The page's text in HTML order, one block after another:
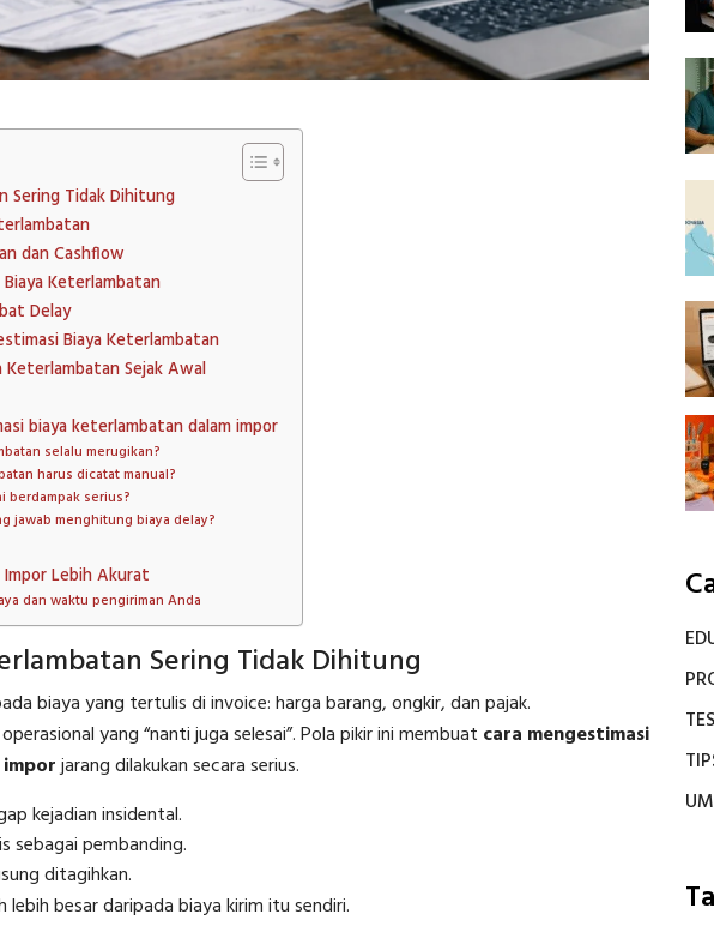
Sering Tidak Dihitung
dan Cashflow
Keterlambatan
Delay
Biaya Keterlambatan
Sejak Awal
biaya keterlambatan dalam impor
selalu merugikan?
harus dicatat manual?
berdampak serius?
jawab menghitung biaya delay?
Lebih Akurat
dan waktu pengiriman Anda
Sering Tidak Dihitung
biaya yang tertulis di invoice: harga barang, ongkir, dan pajak.
yang “nanti juga selesai”. Pola pikir ini membuat cara mengestimasi
jarang dilakukan secara serius.
kejadian insidental.
sebagai pembanding.
ditagihkan.
lebih besar daripada biaya kirim itu sendiri.